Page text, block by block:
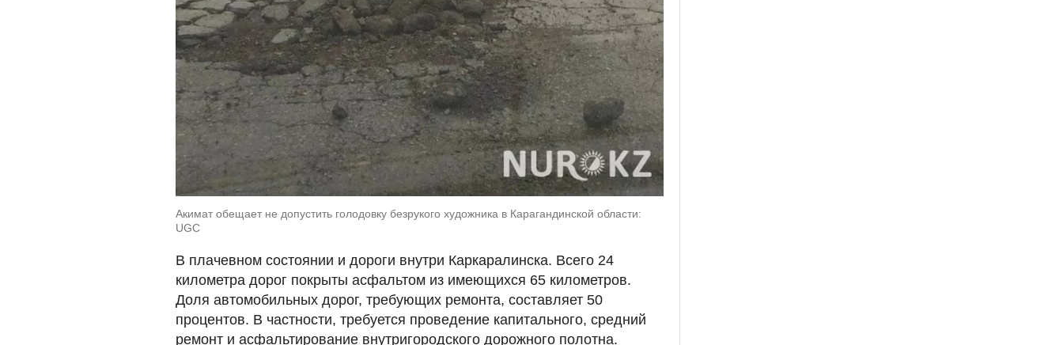
Акимат обещает не допустить голодовку безрукого художника в Карагандинской области:
UGC
В плачевном состоянии и дороги внутри Каркаралинска. Всего 24
километра дорог покрыты асфальтом из имеющихся 65 километров.
Доля автомобильных дорог, требующих ремонта, составляет 50
процентов. В частности, требуется проведение капитального, средний
ремонт и асфальтирование внутригородского дорожного полотна.